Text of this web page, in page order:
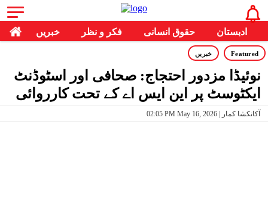
خبریں فکر و نظر حقوق انسانی ادبستان
Featured خبریں
نوئیڈا مزدور احتجاج: صحافی اور اسٹوڈنٹ
ایکٹوسٹ پر این ایس اے کے تحت کارروائی
02:05 PM May 16, 2026 | آکانکشا کمار